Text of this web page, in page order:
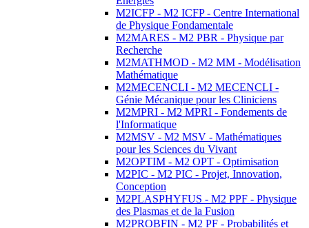
M2ICFP - M2 ICFP - Centre International
de Physique Fondamentale
M2MARES - M2 PBR - Physique par
Recherche
M2MATHMOD - M2 MM - Modélisation
Mathématique
M2MECENCLI - M2 MECENCLI -
Génie Mécanique pour les Cliniciens
M2MPRI - M2 MPRI - Fondements de
l'Informatique
M2MSV - M2 MSV - Mathématiques
pour les Sciences du Vivant
M2OPTIM - M2 OPT - Optimisation
M2PIC - M2 PIC - Projet, Innovation,
Conception
M2PLASPHYFUS - M2 PPF - Physique
des Plasmas et de la Fusion
M2PROBFIN - M2 PF - Probabilités et